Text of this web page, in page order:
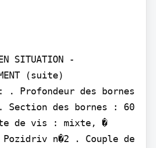
SITUATION -
(suite)
. Profondeur des bornes
Section des bornes : 60
de vis : mixte, �
n�2 . Couple de